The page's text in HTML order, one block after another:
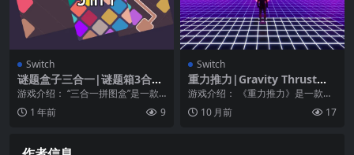
Switch
谜题盒子三合一|谜题箱3合1|
Puzzle Box 3 in 1中文
游戏介绍： “三合一拼图盒”是一款
汇集了当下最受欢迎的几款拼图游
戏的迷你拼图集。...
1 年前 9
Switch
重力推力|Gravity Thrust中
文
游戏介绍： 《重力推力》是一款动
作冒险类型的游戏，最大支持4人同
屏游戏。在“格拉...
10 月前 17